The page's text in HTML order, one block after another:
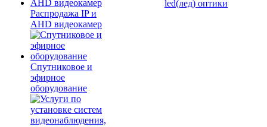
Распродажа IP и
AHD видеокамер
Спутниковое и
эфирное
оборудование
led(лед) оптики